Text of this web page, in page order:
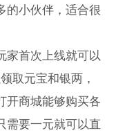
的小伙伴，适合很
家首次上线就可以
取元宝和银两，
开商城能够购买各
需要一元就可以直